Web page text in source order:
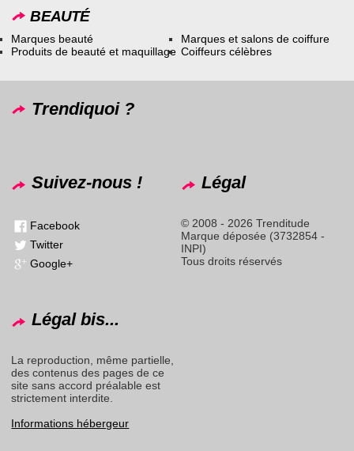
BEAUTÉ
Marques beauté
Produits de beauté et maquillage
Marques et salons de coiffure
Coiffeurs célèbres
Trendiquoi ?
Suivez-nous !
Facebook
Twitter
Google+
Légal
© 2008 - 2026 Trenditude
Marque déposée (3732854 -
INPI)
Tous droits réservés
Légal bis...
La reproduction, même partielle,
des contenus des pages de ce
site sans accord préalable est
strictement interdite.
Informations hébergeur